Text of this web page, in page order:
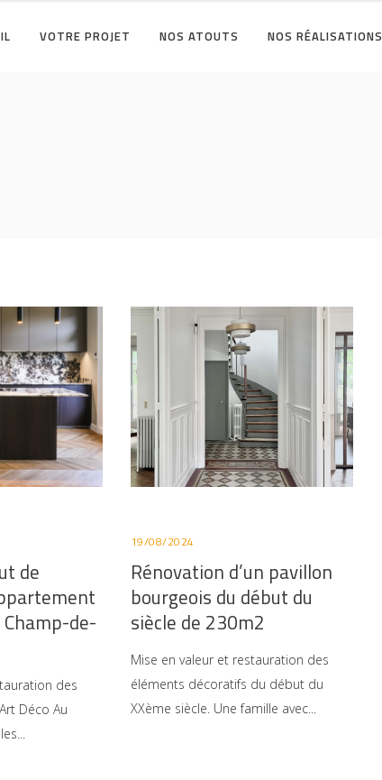
VOTRE PROJET NOS ATOUTS NOS RÉALISATIONS
de
de-
des
Déco Au
19/08/2024
Rénovation d’un pavillon
bourgeois du début du
siècle de 230m2
Mise en valeur et restauration des
éléments décoratifs du début du
XXème siècle. Une famille avec